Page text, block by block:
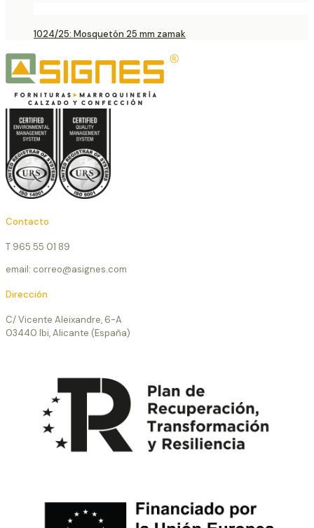
1024/25: Mosquetón 25 mm zamak
Contacto
T 965 55 01 89
email: correo@asignes.com
Dirección
C/ Vicente Aleixandre, 6-A
03440 Ibi, Alicante (España)